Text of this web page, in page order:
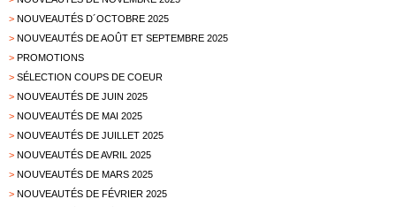
> NOUVEAUTÉS D´OCTOBRE 2025
> NOUVEAUTÉS DE AOÛT ET SEPTEMBRE 2025
> PROMOTIONS
> SÉLECTION COUPS DE COEUR
> NOUVEAUTÉS DE JUIN 2025
> NOUVEAUTÉS DE MAI 2025
> NOUVEAUTÉS DE JUILLET 2025
> NOUVEAUTÉS DE AVRIL 2025
> NOUVEAUTÉS DE MARS 2025
> NOUVEAUTÉS DE FÉVRIER 2025